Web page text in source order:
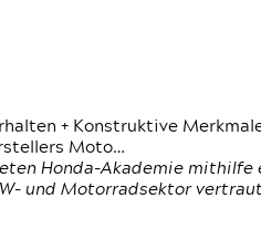
+ Konstruktive
Moto…
Honda-Akademie mithilfe
und Motorradsektor